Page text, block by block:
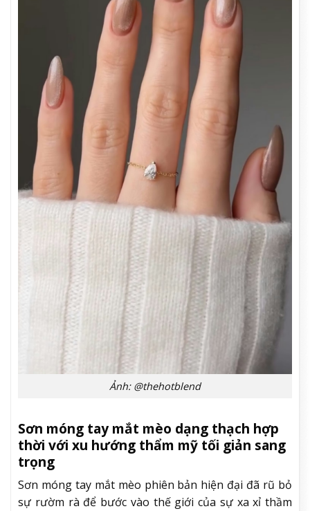
Ảnh: @thehotblend
Sơn móng tay mắt mèo dạng thạch hợp
thời với xu hướng thẩm mỹ tối giản sang
trọng
Sơn móng tay mắt mèo phiên bản hiện đại đã rũ bỏ
sự rườm rà để bước vào thế giới của sự xa xỉ thầm